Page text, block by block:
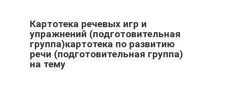
Картотека речевых игр и
упражнений (подготовительная
группа)картотека по развитию
речи (подготовительная группа)
на тему